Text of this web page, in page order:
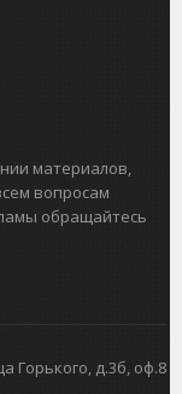
материалов,
вопросам
обращайтесь
Горького, д.3б, оф.8